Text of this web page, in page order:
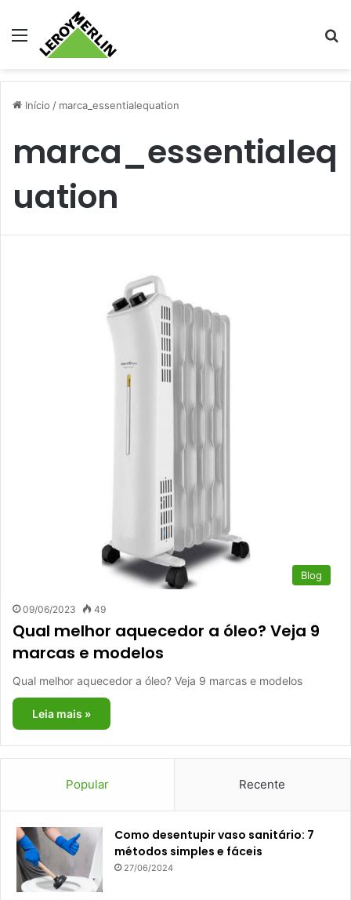
Menu
Início / marca_essentialequation
marca_essentialeq
uation
Blog
09/06/2023 49
Qual melhor aquecedor a óleo? Veja 9
marcas e modelos
Qual melhor aquecedor a óleo? Veja 9 marcas e modelos
Leia mais »
Popular Recente
Como desentupir vaso sanitário: 7
métodos simples e fáceis
27/06/2024